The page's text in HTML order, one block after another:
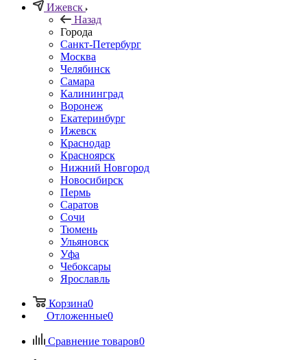
Ижевск
Назад
Города
Санкт-Петербург
Москва
Челябинск
Самара
Калининград
Воронеж
Екатеринбург
Ижевск
Краснодар
Красноярск
Нижний Новгород
Новосибирск
Пермь
Саратов
Сочи
Тюмень
Ульяновск
Уфа
Чебоксары
Ярославль
Корзина0
Отложенные0
Сравнение товаров0